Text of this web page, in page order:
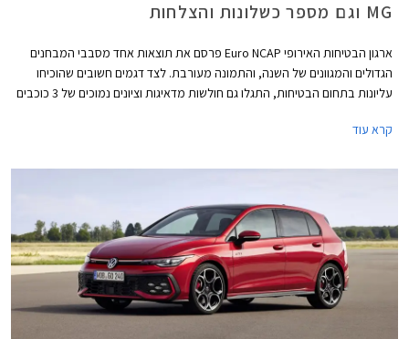
MG וגם מספר כשלונות והצלחות
ארגון הבטיחות האירופי Euro NCAP פרסם את תוצאות אחד מסבבי המבחנים
הגדולים והמגוונים של השנה, והתמונה מעורבת. לצד דגמים חשובים שהוכיחו
עליונות בתחום הבטיחות, התגלו גם חולשות מדאיגות וציונים נמוכים של 3 כוכבים
מנת לבדוק את רמת בטיחותו בסטנדרטים של היום.
קרא עוד